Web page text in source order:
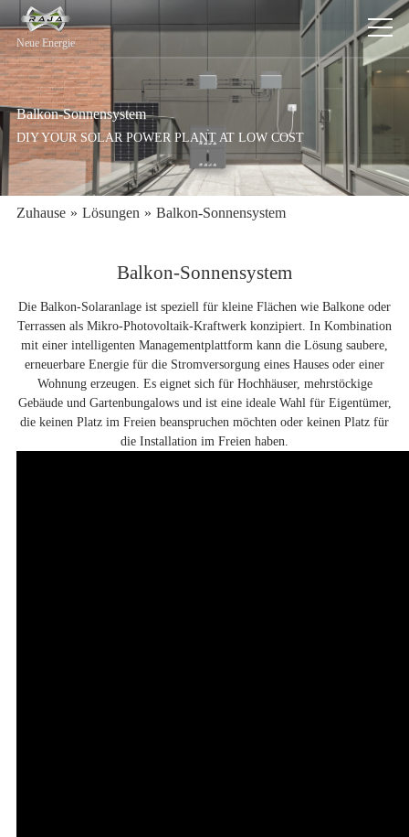
Neue Energie
Balkon-Sonnensystem
DIY YOUR SOLAR POWER PLANT AT LOW COST
Zuhause » Lösungen » Balkon-Sonnensystem
Balkon-Sonnensystem
Die Balkon-Solaranlage ist speziell für kleine Flächen wie Balkone oder
Terrassen als Mikro-Photovoltaik-Kraftwerk konzipiert. In Kombination
mit einer intelligenten Managementplattform kann die Lösung saubere,
erneuerbare Energie für die Stromversorgung eines Hauses oder einer
Wohnung erzeugen. Es eignet sich für Hochhäuser, mehrstöckige
Gebäude und Gartenbungalows und ist eine ideale Wahl für Eigentümer,
die keinen Platz im Freien beanspruchen möchten oder keinen Platz für
die Installation im Freien haben.